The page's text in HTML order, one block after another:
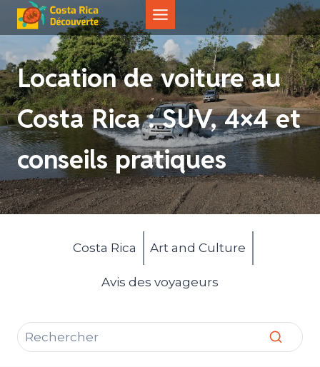
Aller
contenu
Location de voiture au
Costa Rica : SUV, 4×4 et
conseils pratiques
Costa Rica Art and Culture
Avis des voyageurs